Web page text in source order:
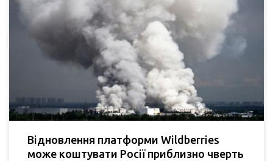
Відновлення платформи Wildberries
може коштувати Росії приблизно чверть